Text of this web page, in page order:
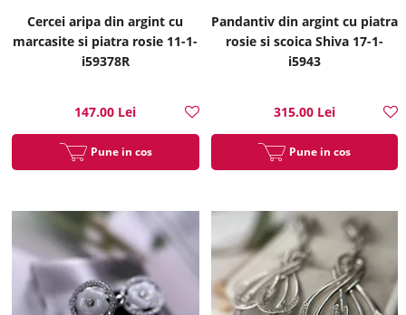
Cercei aripa din argint cu
marcasite si piatra rosie 11-1-
i59378R
147.00 Lei
Pune in cos
Pandantiv din argint cu piatra
rosie si scoica Shiva 17-1-
i5943
315.00 Lei
Pune in cos